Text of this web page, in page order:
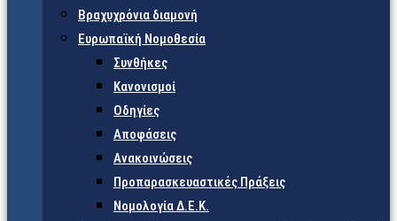
Βραχυχρόνια διαμονή
Ευρωπαϊκή Νομοθεσία
Συνθήκες
Κανονισμοί
Οδηγίες
Αποφάσεις
Ανακοινώσεις
Προπαρασκευαστικές Πράξεις
Νομολογία Δ.Ε.Κ.